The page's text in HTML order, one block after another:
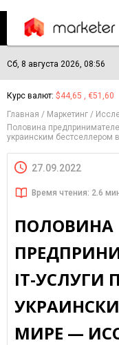
Сб, 8 августа 2026, 08:56
Курс валют: $44,65 , €51,60
Главная
Маркетинг
Половина
украинским бестселлером
27.09.2022
Время чтения: 2.6
ПОЛОВИНА
ІТ-
МИРЕ —